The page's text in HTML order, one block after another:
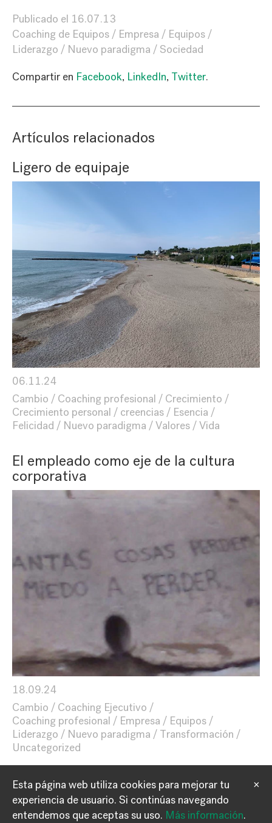
Información Contacto
Publicado el 16.07.13
Coaching de Equipos
Empresa
Equipos
Liderazgo
Nuevo paradigma Sociedad
Compartir en Facebook, LinkedIn, Twitter.
Artículos relacionados
Ligero de equipaje
06.11.24
Cambio
Coaching profesional
Crecimiento
Crecimiento personal
creencias
Esencia
Felicidad
Nuevo paradigma Valores Vida
El empleado como eje de la cultura
corporativa
18.09.24
Cambio
Coaching Ejecutivo
Coaching profesional
Empresa
Equipos
Liderazgo
Nuevo paradigma
Transformación
Uncategorized
×
Esta página web utiliza cookies para mejorar tu
experiencia de usuario. Si continúas navegando
entendemos que aceptas su uso. Más información.